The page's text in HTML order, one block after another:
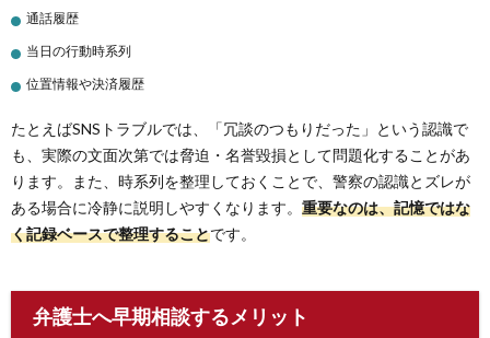
通話履歴
当日の行動時系列
位置情報や決済履歴
たとえばSNSトラブルでは、「冗談のつもりだった」という認識で
も、実際の文面次第では脅迫・名誉毀損として問題化することがあ
ります。また、時系列を整理しておくことで、警察の認識とズレが
ある場合に冷静に説明しやすくなります。 重要なのは、記憶ではな
く記録ベースで整理することです。
弁護士へ早期相談するメリット